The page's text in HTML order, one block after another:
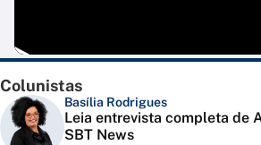
Colunistas
Basília Rodrigues
Leia entrevista completa de
SBT News